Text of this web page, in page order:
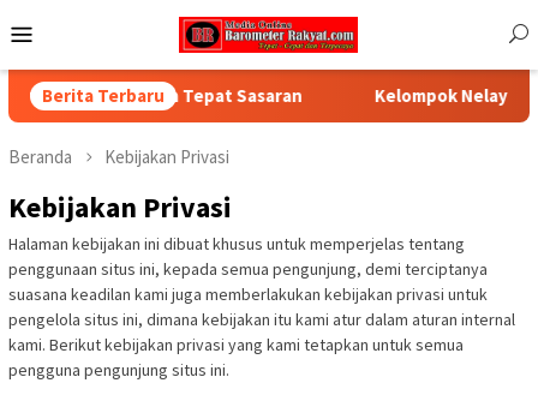
ke
Mobile
Berita Terbaru
dan Air Minum Tepat Sasaran Kelompok Nelayan
Beranda Kebijakan Privasi
Kebijakan Privasi
Halaman kebijakan ini dibuat khusus untuk memperjelas tentang
penggunaan situs ini, kepada semua pengunjung, demi terciptanya
suasana keadilan kami juga memberlakukan kebijakan privasi untuk
pengelola situs ini, dimana kebijakan itu kami atur dalam aturan internal
kami. Berikut kebijakan privasi yang kami tetapkan untuk semua
pengguna pengunjung situs ini.